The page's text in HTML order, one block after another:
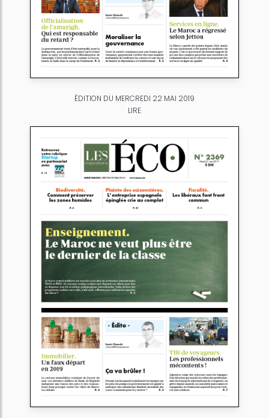
ÉDITION DU MERCREDI 22 MAI 2019
LIRE